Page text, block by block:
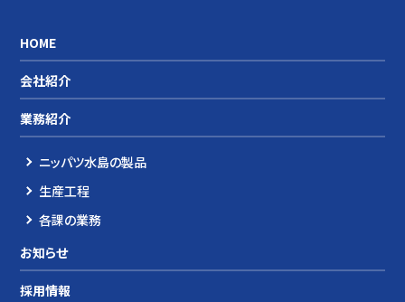
HOME
会社紹介
業務紹介
ニッパツ水島の製品
生産工程
各課の業務
お知らせ
採用情報